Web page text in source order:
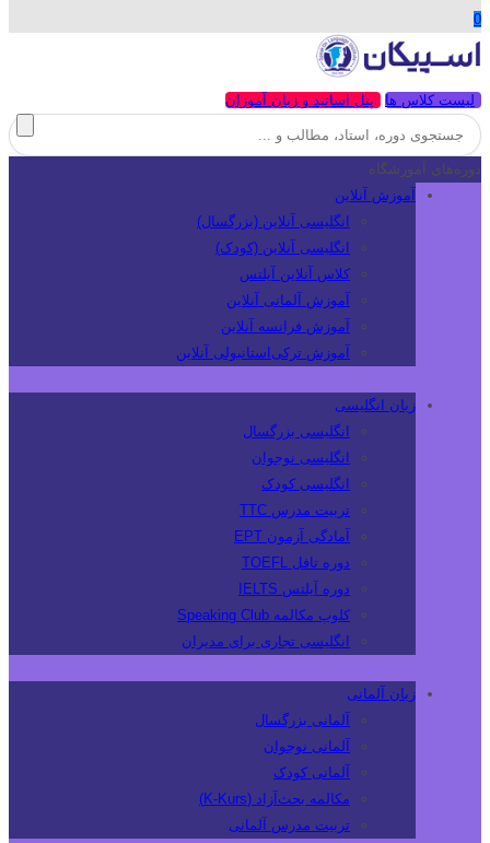
0
لیست کلاس ها پنل اساتید و زبان آموزان
دوره‌های آموزشگاه
آموزش آنلاین
انگلیسی آنلاین (بزرگسال)
انگلیسی آنلاین (کودک)
کلاس آنلاین آیلتس
آموزش آلمانی آنلاین
آموزش فرانسه آنلاین
آموزش ترکی‌استانبولی آنلاین
زبان انگلیسی
انگلیسی بزرگسال
انگلیسی نوجوان
انگلیسی کودک
تربیت مدرس TTC
آمادگی آزمون EPT
دوره تافل TOEFL
دوره آیلتس IELTS
کلوپ مکالمه Speaking Club
انگلیسی تجاری برای مدیران
زبان آلمانی
آلمانی بزرگسال
آلمانی نوجوان
آلمانی کودک
مکالمه بحث‌آزاد (K-Kurs)
تربیت مدرس آلمانی